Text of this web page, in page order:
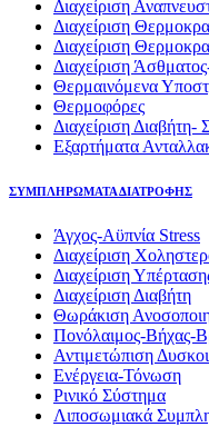
Διαχείριση
Διαχείριση
Διαχείριση
Διαχείριση
Θερμαινόμενα
Θερμοφόρες
Διαχείριση
Εξαρτήματα
ΣΥΜΠΛΗΡΩΜΑΤΑ ΔΙΑΤΡΟΦΗΣ
Άγχος-Αϋπνία Stress
Διαχείριση
Διαχείριση
Διαχείριση Διαβήτη
Θωράκιση
Πονόλαιμος-Βήχας-
Αντιμετώπιση
Eνέργεια-Τόνωση
Ρινικό Σύστημα
Λιποσωμιακά